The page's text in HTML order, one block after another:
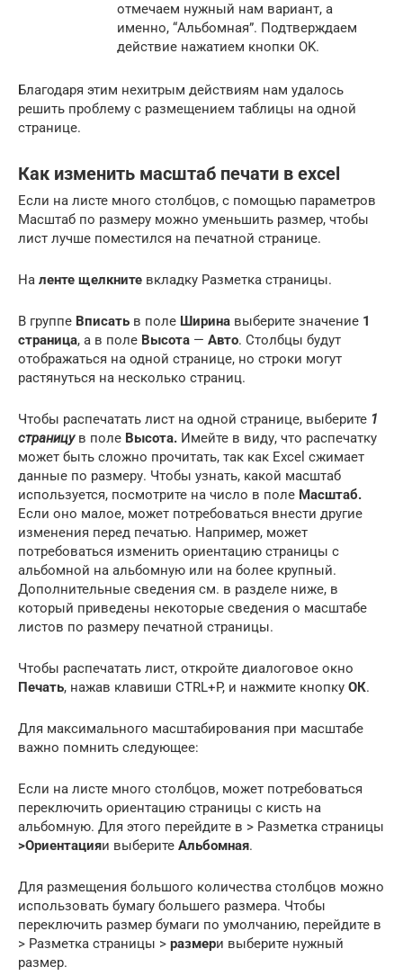
отмечаем нужный нам вариант, а
именно, “Альбомная”. Подтверждаем
действие нажатием кнопки OK.
Благодаря этим нехитрым действиям нам удалось
решить проблему с размещением таблицы на одной
странице.
Как изменить масштаб печати в excel
Если на листе много столбцов, с помощью параметров
Масштаб по размеру можно уменьшить размер, чтобы
лист лучше поместился на печатной странице.
На ленте щелкните вкладку Разметка страницы.
В группе Вписать в поле Ширина выберите значение 1
страница, а в поле Высота — Авто. Столбцы будут
отображаться на одной странице, но строки могут
растянуться на несколько страниц.
Чтобы распечатать лист на одной странице, выберите 1
страницув поле Высота. Имейте в виду, что распечатку
может быть сложно прочитать, так как Excel сжимает
данные по размеру. Чтобы узнать, какой масштаб
используется, посмотрите на число в поле Масштаб.
Если оно малое, может потребоваться внести другие
изменения перед печатью. Например, может
потребоваться изменить ориентацию страницы с
альбомной на альбомную или на более крупный.
Дополнительные сведения см. в разделе ниже, в
который приведены некоторые сведения о масштабе
листов по размеру печатной страницы.
Чтобы распечатать лист, откройте диалоговое окно
Печать, нажав клавиши CTRL+P, и нажмите кнопку ОК.
Для максимального масштабирования при масштабе
важно помнить следующее:
Если на листе много столбцов, может потребоваться
переключить ориентацию страницы с кисть на
альбомную. Для этого перейдите в > Разметка страницы
>Ориентацияи выберите Альбомная.
Для размещения большого количества столбцов можно
использовать бумагу большего размера. Чтобы
переключить размер бумаги по умолчанию, перейдите в
> Разметка страницы > размери выберите нужный
размер.